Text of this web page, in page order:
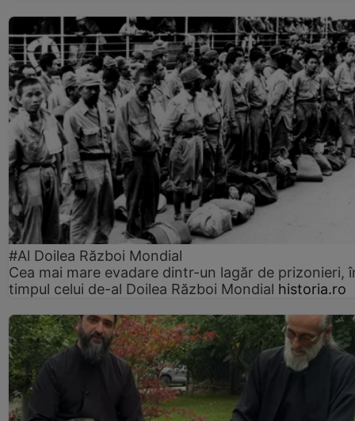
#Al Doilea Război Mondial
Cea mai mare evadare dintr-un lagăr de prizonieri,
timpul celui de-al Doilea Război Mondial historia.ro